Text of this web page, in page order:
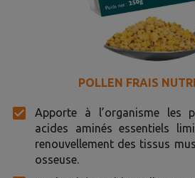
POLLEN FRAIS
Apporte à l’organisme les
acides aminés essentiels
renouvellement des tissus
osseuse.